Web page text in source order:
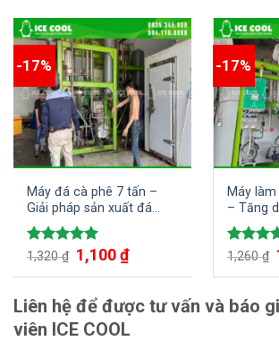
-17%
Máy đá cà phê 7 tấn –
Giải pháp sản xuất đá
lạnh tối ưu
Được xếp
5.00
1,320₫ 1,100₫
-17%
Máy
– Tăng
kiệm chi
Được
1,260₫
Liên hệ để được tư vấn và báo
viên ICE COOL